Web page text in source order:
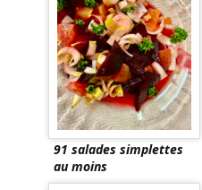
91 salades simplettes
au moins